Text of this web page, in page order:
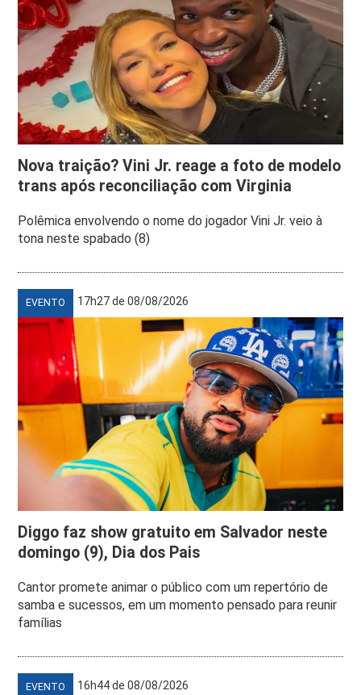
Nova traição? Vini Jr. reage a foto de modelo
trans após reconciliação com Virginia
Polêmica envolvendo o nome do jogador Vini Jr. veio à
tona neste spabado (8)
EVENTO 17h27 de 08/08/2026
Diggo faz show gratuito em Salvador neste
domingo (9), Dia dos Pais
Cantor promete animar o público com um repertório de
samba e sucessos, em um momento pensado para reunir
famílias
EVENTO 16h44 de 08/08/2026